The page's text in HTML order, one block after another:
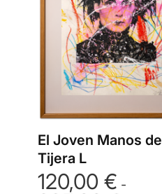
El Joven Manos de
Tijera L
120,00 € -